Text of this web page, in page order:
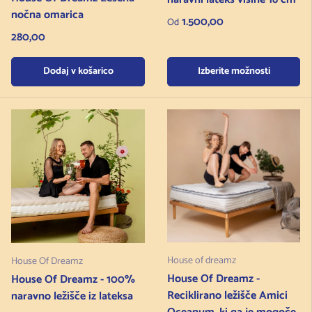
nočna omarica
Redna cena
280,00
Dodaj v košarico
Redna cena
Od1.500,00
Izberite možnosti
House Of Dreamz
House Of Dreamz - 100%
naravno ležišče iz lateksa
House of dreamz
House Of Dreamz -
Reciklirano ležišče Amici